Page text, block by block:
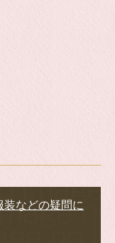
などの疑問に